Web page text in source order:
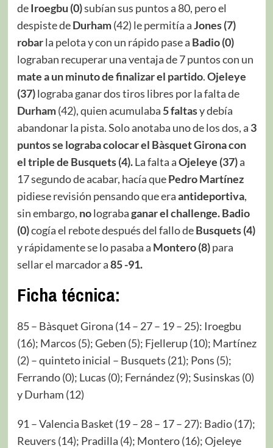
deIroegbu (0)subían sus puntos a 80, pero el
despiste deDurham(42) le permitía aJones (7)
robarla pelota y con un rápido pase a Badio (0)
lograban recuperar una ventaja de 7 puntos con un
matea un minuto de finalizar el partido.Ojeleye
(37)lograba ganar dos tiros libres por la falta de
Durham(42), quien acumulaba 5 faltasy debía
abandonar la pista. Solo anotaba uno de los dos, a 3
puntos se lograba colocar el Bàsquet Girona con
el triple de Busquets (4).La falta aOjeleye (37)a
17 segundo de acabar, hacía quePedro Martínez
pidiese revisión pensando que eraantideportiva,
sin embargo, nolograbaganarel challenge. Badio
(0)cogía el rebote después del fallo deBusquets (4)
y rápidamente se lo pasaba a Montero (8)para
sellar el marcador a85 -91.
Ficha técnica:
85 – Bàsquet Girona (14 – 27 – 19 – 25): Iroegbu
(16); Marcos (5); Geben (5); Fjellerup (10); Martínez
(2) – quinteto inicial – Busquets (21); Pons (5);
Ferrando (0); Lucas (0); Fernández (9); Susinskas (0)
y Durham (12)
91 – Valencia Basket (19 – 28 – 17 – 27): Badio (17);
Reuvers (14); Pradilla (4); Montero (16); Ojeleye